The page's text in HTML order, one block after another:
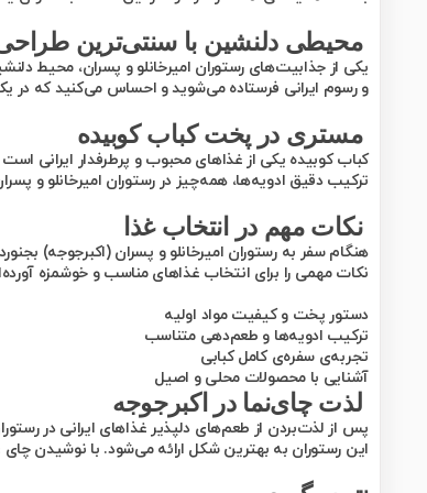
محیطی دلنشین با سنتی‌ترین طراح
یکی از جذابیت‌های رستوران امیرخانلو و پسران، محیط
و رسوم ایرانی فرستاده می‌شوید و احساس می‌کنید که در
مستری در پخت کباب کوبیده
کباب کوبیده یکی از غذاهای محبوب و پرطرفدار ایرانی
ترکیب دقیق ادویه‌ها، همه‌چیز در رستوران امیرخانلو و
نکات مهم در انتخاب غذا
هنگام سفر به رستوران امیرخانلو و پسران (اکبرجوجه)
نکات مهمی را برای انتخاب غذاهای مناسب و خوشمزه
دستور پخت و کیفیت مواد اولیه
ترکیب ادویه‌ها و طعم‌دهی متناسب
تجربه‌ی سفره‌ی کامل کبابی
آشنایی با محصولات محلی و اصیل
لذت چای‌نما در اکبرجوجه
پس از لذت‌بردن از طعم‌های دلپذیر غذاهای ایرانی در
این رستوران به بهترین شکل ارائه می‌شود. با نوشیدن